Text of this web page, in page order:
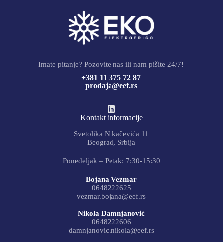
Imate pitanje? Pozovite nas ili nam pišite 24/7!
+381 11 375 72 87
prodaja@eef.rs
Kontakt informacije
Svetolika Nikačevića 11
Beograd, Srbija
Ponedeljak – Petak: 7:30-15:30
Bojana Vezmar
0648222625
vezmar.bojana@eef.rs
Nikola Damnjanović
0648222606
damnjanovic.nikola@eef.rs